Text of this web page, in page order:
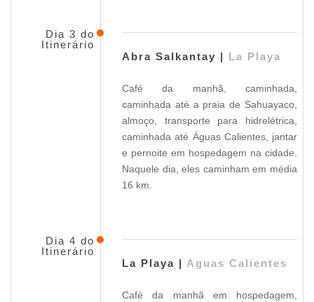
Dia 3 do
Itinerário
Abra Salkantay | La Playa
Café da manhã, caminhada,
caminhada até a praia de Sahuayaco,
almoço, transporte para hidrelétrica,
caminhada até Águas Calientes, jantar
e pernoite em hospedagem na cidade.
Naquele dia, eles caminham em média
16 km.
Dia 4 do
Itinerário
La Playa | Aguas Calientes
Café da manhã em hospedagem,